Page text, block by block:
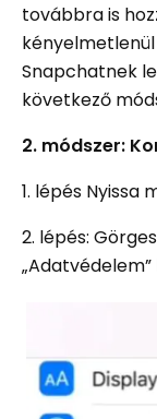
továbbra is
Snapchatnek
következő
2. módszer:
1. lépés Nyissa
2. lépés: